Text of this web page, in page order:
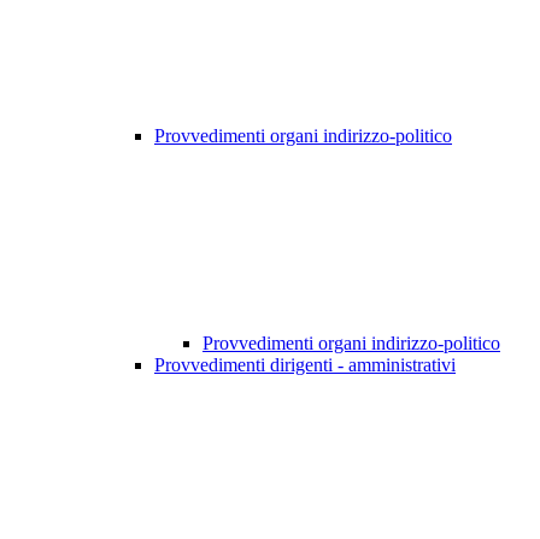
Provvedimenti organi indirizzo-politico
Provvedimenti organi indirizzo-politico
Provvedimenti dirigenti - amministrativi